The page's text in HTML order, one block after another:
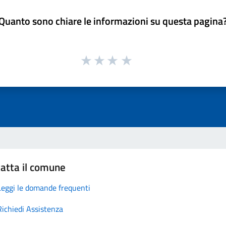
sono chiare le informazioni su questa
il comune
le domande frequenti
Assistenza